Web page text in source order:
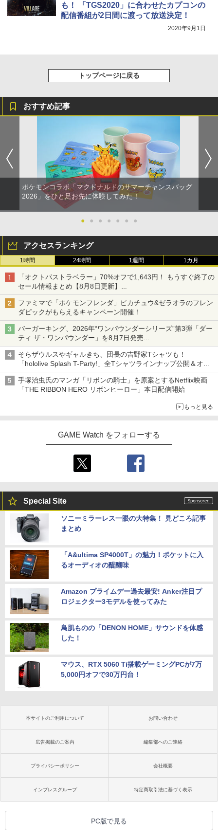
も！ 「TGS2020」に合わせたカプコンの
配信番組が2日間に渡って放送決定！
2020年9月1日
トップページに戻る
おすすめ記事
ポケモンコラボ「マクドナルドのサマーチャンスバッグ
2026」をひと足お先に体験してみた！
● ● ● ● ● ● ●
アクセスランキング
1時間 24時間 1週間 1カ月
「オクトパストラベラー」70%オフで1,643円！ もうすぐ終了の
セール情報まとめ【8月8日更新】
ニンテンドーeショップでは「大神 絶景版」が67%オフで990円
ファミマで「ポケモンフレンダ」ピカチュウ&ゼラオラのフレン
ダピックがもらえるキャンペーン開催！
バーガーキング、2026年“ワンパウンダーシリーズ”第3弾「ダー
ティ ザ・ワンパウンダー」を8月7日発売
「特製ガーリックマヨソース」を使用した超大型チーズバーガー
そらザウルスやギャルきち、団長の吉野家Tシャツも！
「hololive Splash T-Party!」全Tシャツラインナップ公開＆オン
ライン販売開始
手塚治虫氏のマンガ「リボンの騎士」を原案とするNetflix映画
「THE RIBBON HERO リボンヒーロー」本日配信開始
もっと見る
GAME Watch をフォローする
Special Site
ソニーミラーレス一眼の大特集！ 見どころ記事
まとめ
「A&ultima SP4000T」の魅力！ポケットに入
るオーディオの醍醐味
Amazon プライムデー過去最安! Anker注目プ
ロジェクター3モデルを使ってみた
鳥肌ものの「DENON HOME」サウンドを体感
した！
マウス、RTX 5060 Ti搭載ゲーミングPCが7万
5,000円オフで30万円台！
本サイトのご利用について お問い合わせ
広告掲載のご案内 編集部へのご連絡
プライバシーポリシー 会社概要
インプレスグループ 特定商取引法に基づく表示
PC版で見る